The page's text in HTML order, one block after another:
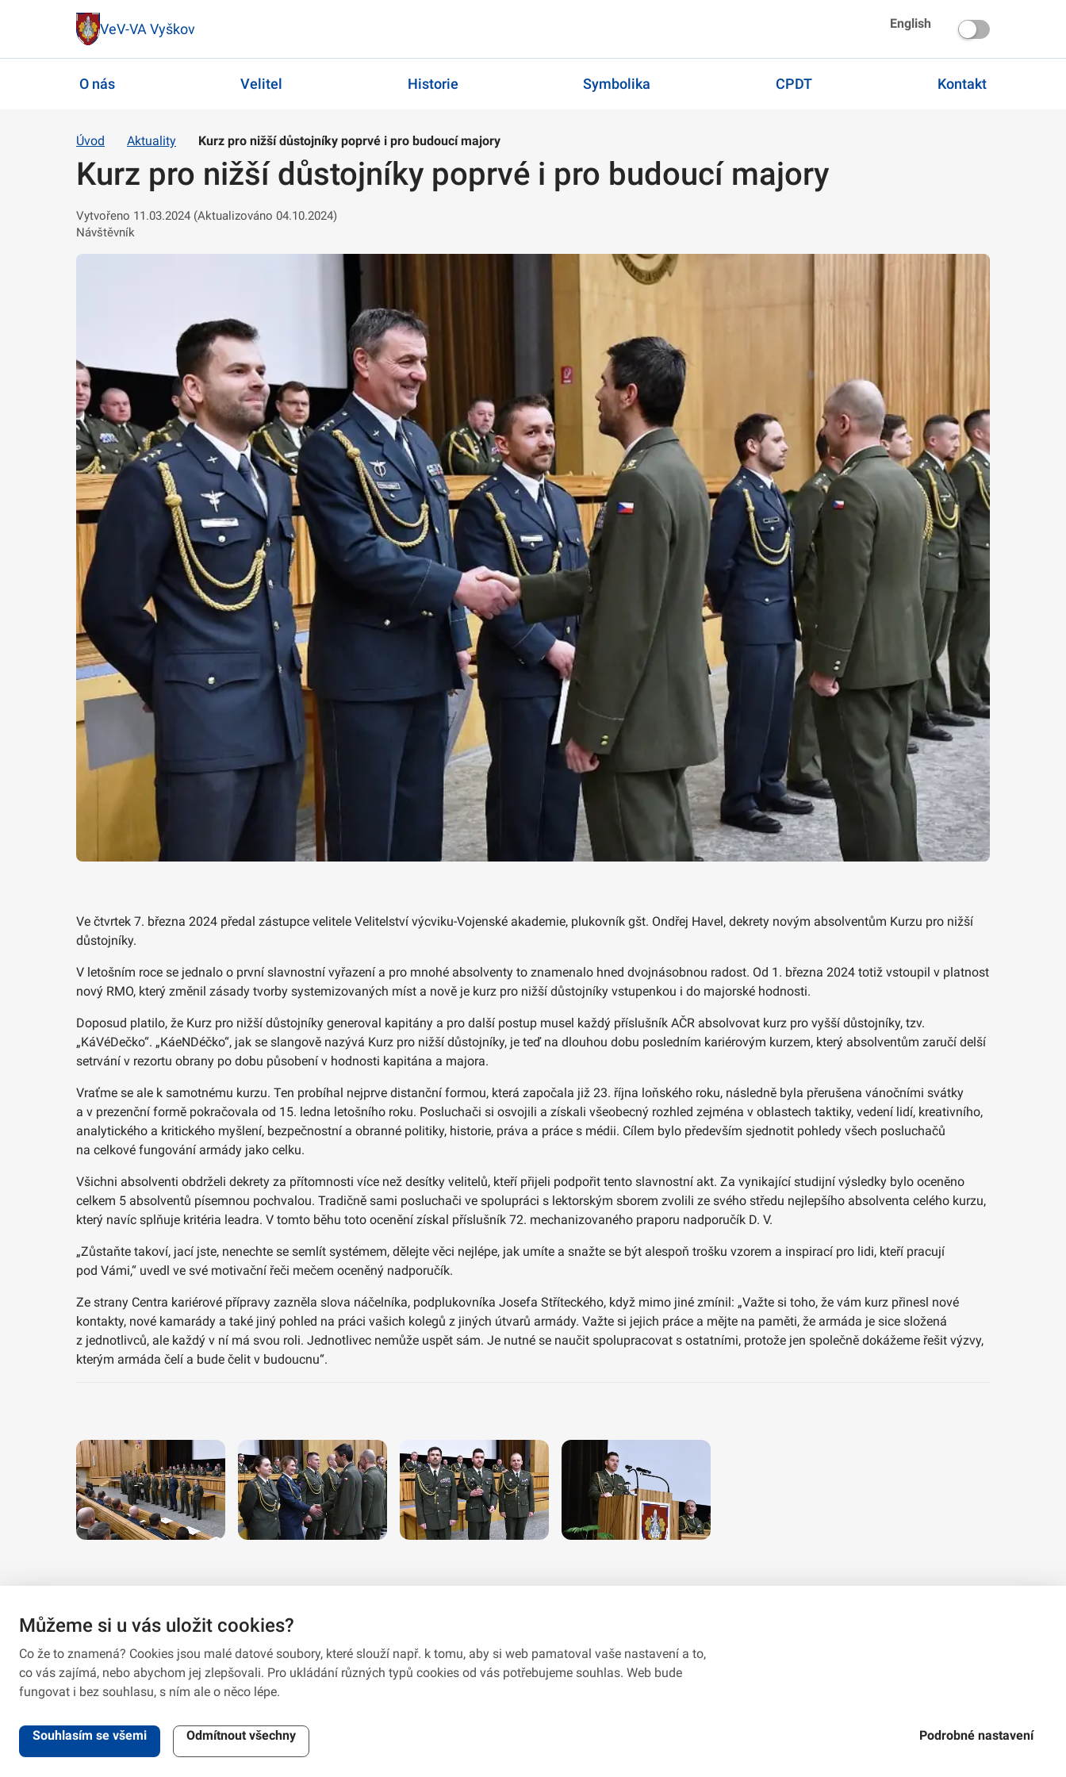
VeV-VA Vyškov English
O nás Velitel Historie Symbolika CPDT Kontakt
Úvod Aktuality Kurz pro nižší důstojníky poprvé i pro budoucí majory
Kurz pro nižší důstojníky poprvé i pro budoucí majory
Vytvořeno 11.03.2024 (Aktualizováno 04.10.2024)
Návštěvník
Ve čtvrtek 7. března 2024 předal zástupce velitele Velitelství výcviku-Vojenské akademie, plukovník gšt. Ondřej Havel, dekrety novým absolventům Kurzu pro nižší
důstojníky.
V letošním roce se jednalo o první slavnostní vyřazení a pro mnohé absolventy to znamenalo hned dvojnásobnou radost. Od 1. března 2024 totiž vstoupil v platnost
nový RMO, který změnil zásady tvorby systemizovaných míst a nově je kurz pro nižší důstojníky vstupenkou i do majorské hodnosti.
Doposud platilo, že Kurz pro nižší důstojníky generoval kapitány a pro další postup musel každý příslušník AČR absolvovat kurz pro vyšší důstojníky, tzv.
„KáVéDečko“. „KáeNDéčko“, jak se slangově nazývá Kurz pro nižší důstojníky, je teď na dlouhou dobu posledním kariérovým kurzem, který absolventům zaručí delší
setrvání v rezortu obrany po dobu působení v hodnosti kapitána a majora.
Vraťme se ale k samotnému kurzu. Ten probíhal nejprve distanční formou, která započala již 23. října loňského roku, následně byla přerušena vánočními svátky
a v prezenční formě pokračovala od 15. ledna letošního roku. Posluchači si osvojili a získali všeobecný rozhled zejména v oblastech taktiky, vedení lidí, kreativního,
analytického a kritického myšlení, bezpečnostní a obranné politiky, historie, práva a práce s médii. Cílem bylo především sjednotit pohledy všech posluchačů
na celkové fungování armády jako celku.
Všichni absolventi obdrželi dekrety za přítomnosti více než desítky velitelů, kteří přijeli podpořit tento slavnostní akt. Za vynikající studijní výsledky bylo oceněno
celkem 5 absolventů písemnou pochvalou. Tradičně sami posluchači ve spolupráci s lektorským sborem zvolili ze svého středu nejlepšího absolventa celého kurzu,
který navíc splňuje kritéria leadra. V tomto běhu toto ocenění získal příslušník 72. mechanizovaného praporu nadporučík D. V.
„Zůstaňte takoví, jací jste, nenechte se semlít systémem, dělejte věci nejlépe, jak umíte a snažte se být alespoň trošku vzorem a inspirací pro lidi, kteří pracují
pod Vámi,“ uvedl ve své motivační řeči mečem oceněný nadporučík.
Ze strany Centra kariérové přípravy zazněla slova náčelníka, podplukovníka Josefa Stříteckého, když mimo jiné zmínil: „Važte si toho, že vám kurz přinesl nové
kontakty, nové kamarády a také jiný pohled na práci vašich kolegů z jiných útvarů armády. Važte si jejich práce a mějte na paměti, že armáda je sice složená
z jednotlivců, ale každý v ní má svou roli. Jednotlivec nemůže uspět sám. Je nutné se naučit spolupracovat s ostatními, protože jen společně dokážeme řešit výzvy,
kterým armáda čelí a bude čelit v budoucnu“.
2026 © VeV-VA Vyškov • Informace jsou poskytovány v souladu se zákonem č.
Můžeme si u vás uložit cookies?
Co že to znamená? Cookies jsou malé datové soubory, které slouží např. k tomu, aby si web pamatoval vaše nastavení a to,
co vás zajímá, nebo abychom jej zlepšovali. Pro ukládání různých typů cookies od vás potřebujeme souhlas. Web bude
fungovat i bez souhlasu, s ním ale o něco lépe.
Souhlasím se všemi Odmítnout všechny Podrobné nastavení